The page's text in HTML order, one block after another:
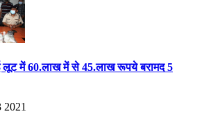
लूट में 60.लाख में से 45.लाख रूपये बरामद 5